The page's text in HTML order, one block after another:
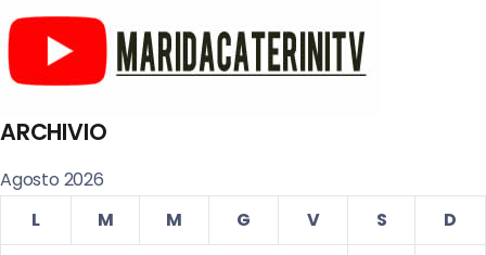
ARCHIVIO
Agosto 2026
L
M M G V S
D